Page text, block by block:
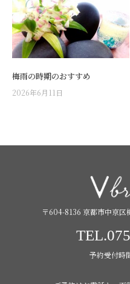
梅雨の時期のおすすめ
2026年6月11日
〒604-8136 京都市中京
予約受付時